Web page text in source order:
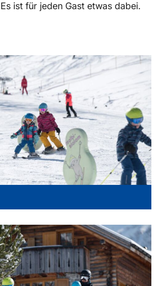
ist für jeden Gast etwas dabei.